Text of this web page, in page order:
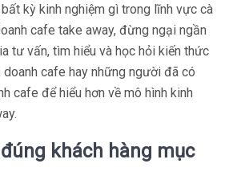
kỳ kinh nghiệm gì trong lĩnh vực cà
cafe take away, đừng ngại ngần
tư vấn, tìm hiểu và học hỏi kiến thức
cafe hay những người đã có
cafe để hiểu hơn về mô hình kinh
khách hàng mục